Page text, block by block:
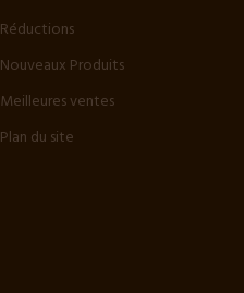
Réductions
Nouveaux Produits
Meilleures ventes
Plan du site